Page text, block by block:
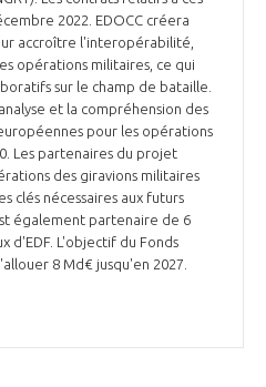
ET SPATIALE
SUR LES RELATIONS ENTRE
FOURNISSEURS
AÉRONAUTIQUE ET SPATIALE
DE LA FILIÈRE
2022. EDOCC créera
accroître l'interopérabilité,
opérations militaires, ce qui
sur le champ de bataille.
et la compréhension des
pour les opérations
Les partenaires du projet
des giravions militaires
clés nécessaires aux futurs
également partenaire de 6
d'EDF. L'objectif du Fonds
8 Md€ jusqu'en 2027.
...
D’ADHÉSION